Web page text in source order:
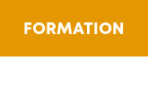
FORMATION